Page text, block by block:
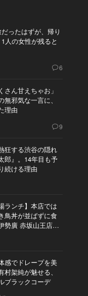
ったはずが、帰り
人の女性が残ると
6
さん甘えちゃお」
無邪気な一言に、
理由
9
狂する渋谷の隠れ
郎』。14年目も予
続ける理由
ランチ】本店では
鳥丼が並ばずに食
勢廣 赤坂山王店』
感でドレープを美
村架純が魅せる、
ブラックコーデ